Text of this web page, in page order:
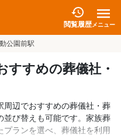
閲覧履歴メニュー
公園前駅
すすめの葬儀社・
辺でおすすめの葬儀社・葬
び替えも可能です。家族葬
ランを選べ、葬儀社を利用